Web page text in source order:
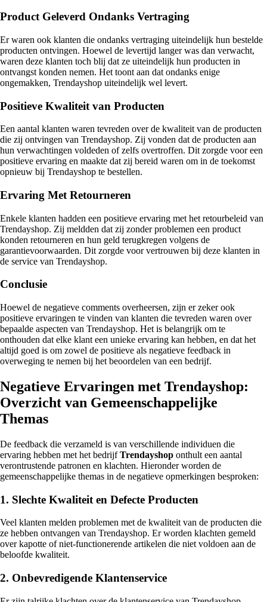
Product Geleverd Ondanks Vertraging
Er waren ook klanten die ondanks vertraging uiteindelijk hun bestelde
producten ontvingen. Hoewel de levertijd langer was dan verwacht,
waren deze klanten toch blij dat ze uiteindelijk hun producten in
ontvangst konden nemen. Het toont aan dat ondanks enige
ongemakken, Trendayshop uiteindelijk wel levert.
Positieve Kwaliteit van Producten
Een aantal klanten waren tevreden over de kwaliteit van de producten
die zij ontvingen van Trendayshop. Zij vonden dat de producten aan
hun verwachtingen voldeden of zelfs overtroffen. Dit zorgde voor een
positieve ervaring en maakte dat zij bereid waren om in de toekomst
opnieuw bij Trendayshop te bestellen.
Ervaring Met Retourneren
Enkele klanten hadden een positieve ervaring met het retourbeleid van
Trendayshop. Zij meldden dat zij zonder problemen een product
konden retourneren en hun geld terugkregen volgens de
garantievoorwaarden. Dit zorgde voor vertrouwen bij deze klanten in
de service van Trendayshop.
Conclusie
Hoewel de negatieve comments overheersen, zijn er zeker ook
positieve ervaringen te vinden van klanten die tevreden waren over
bepaalde aspecten van Trendayshop. Het is belangrijk om te
onthouden dat elke klant een unieke ervaring kan hebben, en dat het
altijd goed is om zowel de positieve als negatieve feedback in
overweging te nemen bij het beoordelen van een bedrijf.
Negatieve Ervaringen met Trendayshop:
Overzicht van Gemeenschappelijke
Themas
De feedback die verzameld is van verschillende individuen die
ervaring hebben met het bedrijfTrendayshop onthult een aantal
verontrustende patronen en klachten. Hieronder worden de
gemeenschappelijke themas in de negatieve opmerkingen besproken:
1. Slechte Kwaliteit en Defecte Producten
Veel klanten melden problemen met de kwaliteit van de producten die
ze hebben ontvangen van Trendayshop. Er worden klachten gemeld
over kapotte of niet-functionerende artikelen die niet voldoen aan de
beloofde kwaliteit.
2. Onbevredigende Klantenservice